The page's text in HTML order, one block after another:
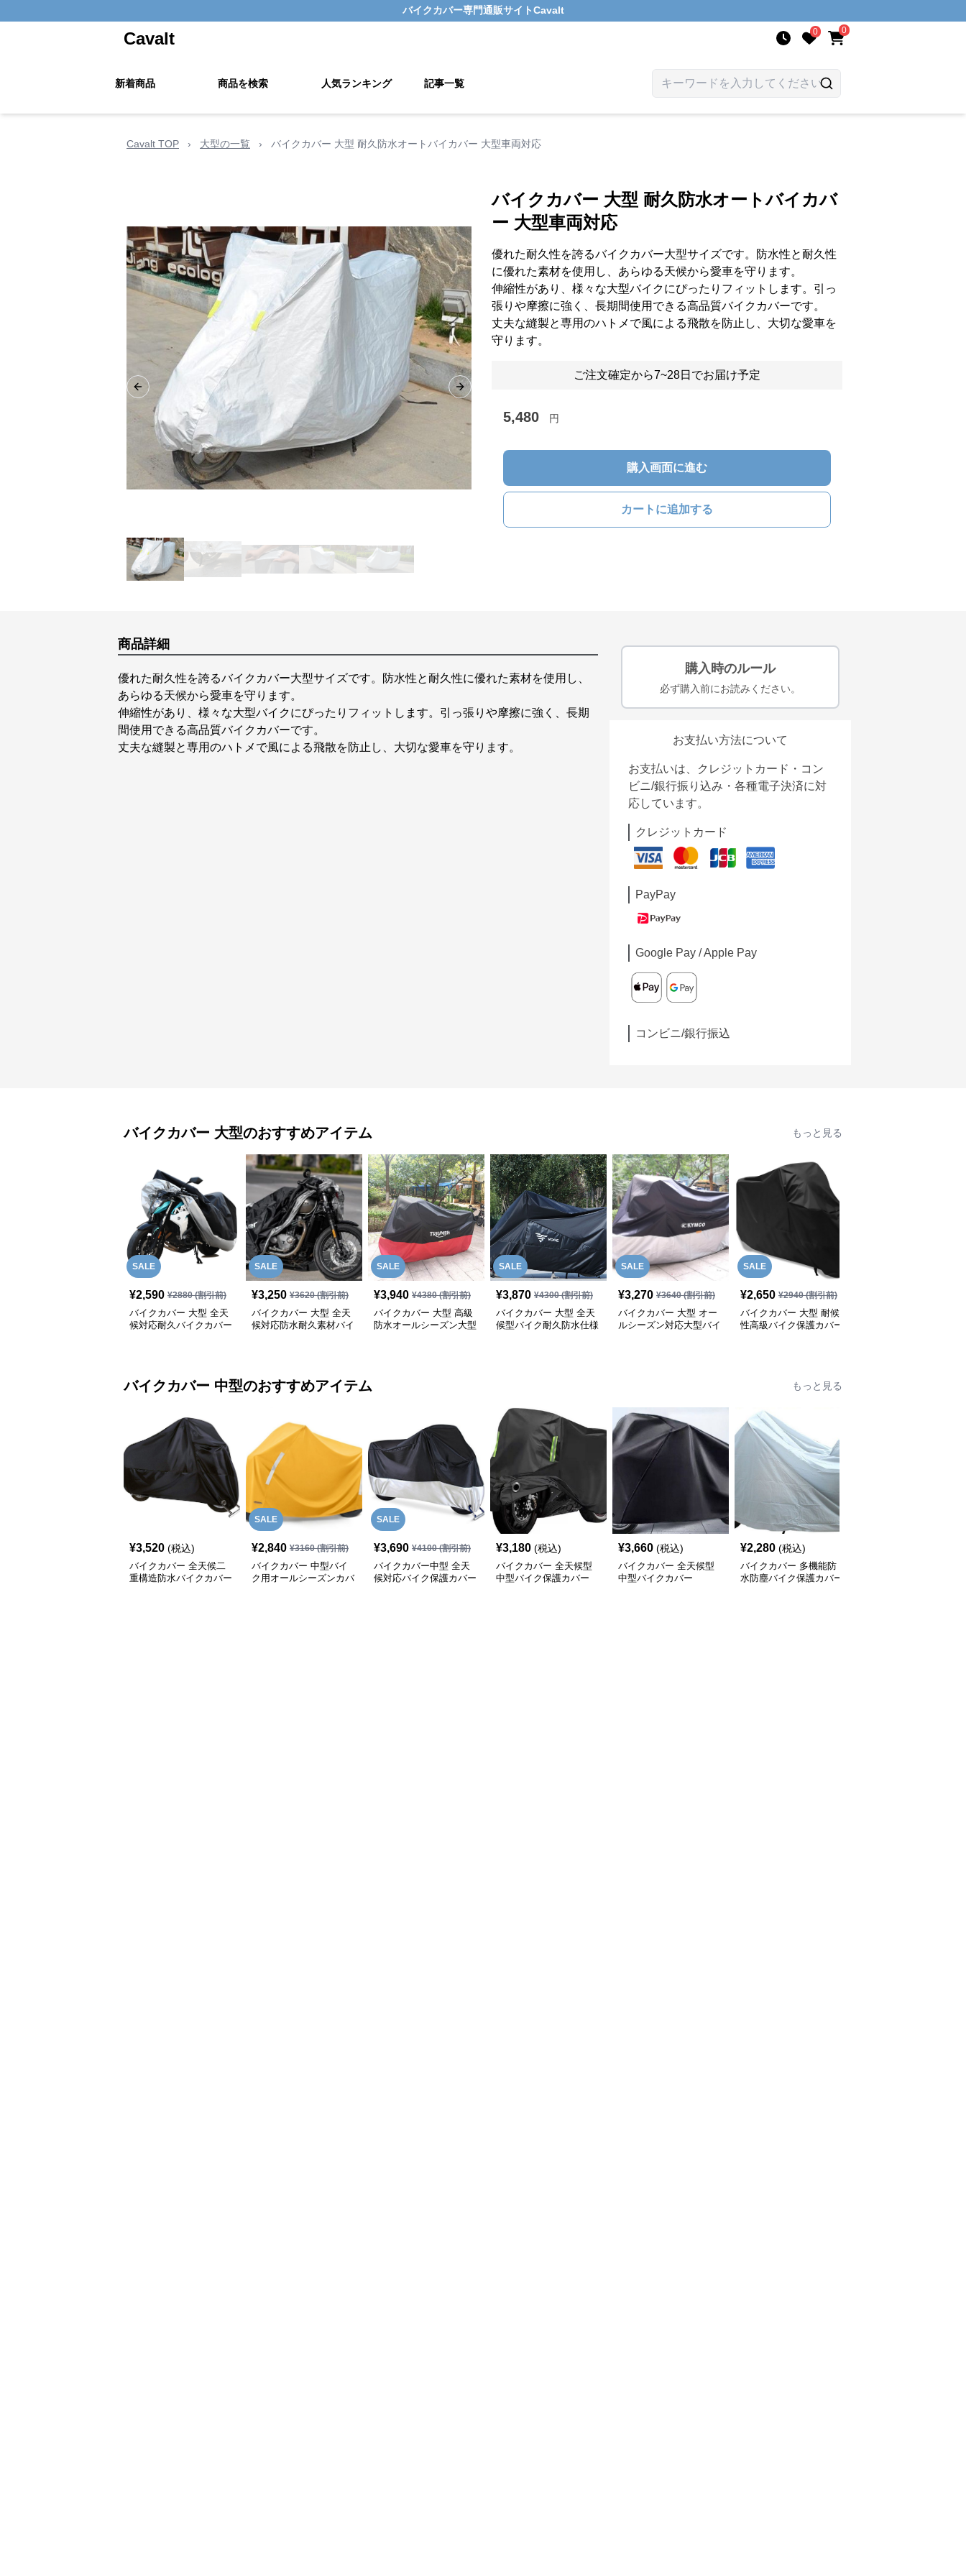
バイクカバー専門通販サイトCavalt
Cavalt 0 0
新着商品 商品を検索 人気ランキング 記事一覧
Cavalt TOP › 大型の一覧 › バイクカバー 大型 耐久防水オートバイカバー 大型車両対応
Previous slide Next slide
バイクカバー 大型 耐久防水オートバイカバ
ー 大型車両対応
優れた耐久性を誇るバイクカバー大型サイズです。防水性と耐久性
に優れた素材を使用し、あらゆる天候から愛車を守ります。
伸縮性があり、様々な大型バイクにぴったりフィットします。引っ
張りや摩擦に強く、長期間使用できる高品質バイクカバーです。
丈夫な縫製と専用のハトメで風による飛散を防止し、大切な愛車を
守ります。
ご注文確定から7~28日でお届け予定
5,480 円
購入画面に進む
カートに追加する
商品詳細
優れた耐久性を誇るバイクカバー大型サイズです。防水性と耐久性に優れた素材を使用し、
あらゆる天候から愛車を守ります。
伸縮性があり、様々な大型バイクにぴったりフィットします。引っ張りや摩擦に強く、長期
間使用できる高品質バイクカバーです。
丈夫な縫製と専用のハトメで風による飛散を防止し、大切な愛車を守ります。
購入時のルール
必ず購入前にお読みください。
お支払い方法について
お支払いは、クレジットカード・コン
ビニ/銀行振り込み・各種電子決済に対
応しています。
クレジットカード
PayPay
Google Pay / Apple Pay
コンビニ/銀行振込
バイクカバー 大型のおすすめアイテム もっと見る
SALE
¥2,590 ¥2880(割引前)
バイクカバー 大型 全天
候対応耐久バイクカバー
SALE
¥3,250 ¥3620(割引前)
バイクカバー 大型 全天
候対応防水耐久素材バイ
SALE
¥3,940 ¥4380(割引前)
バイクカバー 大型 高級
防水オールシーズン大型
SALE
¥3,870 ¥4300(割引前)
バイクカバー 大型 全天
候型バイク耐久防水仕様
SALE
¥3,270 ¥3640(割引前)
バイクカバー 大型 オー
ルシーズン対応大型バイ
SALE
¥2,650 ¥2940(割引前)
バイクカバー 大型 耐候
性高級バイク保護カバー
バイクカバー 中型のおすすめアイテム もっと見る
¥3,520 (税込)
バイクカバー 全天候二
重構造防水バイクカバー
SALE
¥2,840 ¥3160(割引前)
バイクカバー 中型バイ
ク用オールシーズンカバ
SALE
¥3,690 ¥4100(割引前)
バイクカバー中型 全天
候対応バイク保護カバー
¥3,180 (税込)
バイクカバー 全天候型
中型バイク保護カバー
¥3,660 (税込)
バイクカバー 全天候型
中型バイクカバー
¥2,280 (税込)
バイクカバー 多機能防
水防塵バイク保護カバー